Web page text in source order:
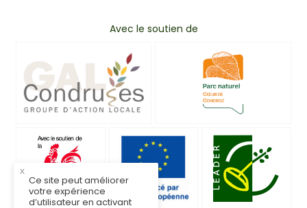
Avec le soutien de
x
Ce site peut améliorer
votre expérience
d’utilisateur en activant